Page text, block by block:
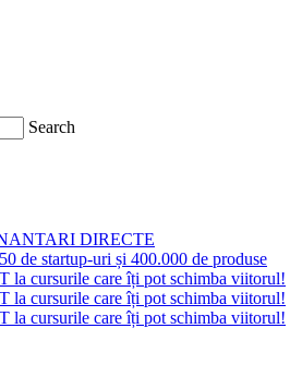
Search
DIRECTE
de startup-uri și 400.000 de produse
la cursurile care îți pot schimba viitorul!
la cursurile care îți pot schimba viitorul!
la cursurile care îți pot schimba viitorul!